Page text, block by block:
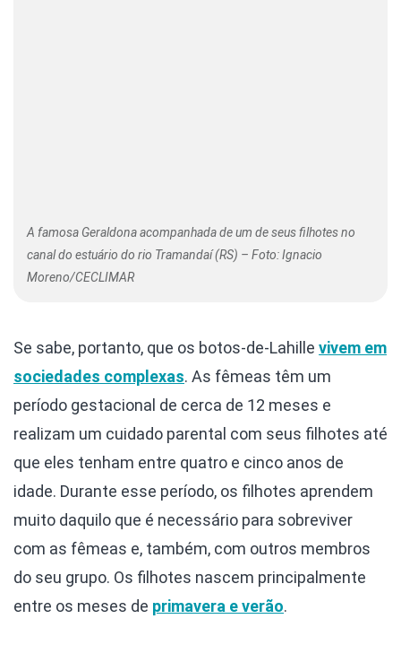
A famosa Geraldona acompanhada de um de seus filhotes no
canal do estuário do rio Tramandaí (RS) – Foto: Ignacio
Moreno/CECLIMAR
Se sabe, portanto, que os botos-de-Lahille vivem em
sociedades complexas. As fêmeas têm um
período gestacional de cerca de 12 meses e
realizam um cuidado parental com seus filhotes até
que eles tenham entre quatro e cinco anos de
idade. Durante esse período, os filhotes aprendem
muito daquilo que é necessário para sobreviver
com as fêmeas e, também, com outros membros
do seu grupo. Os filhotes nascem principalmente
entre os meses de primavera e verão.